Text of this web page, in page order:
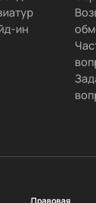
ин
Правовая